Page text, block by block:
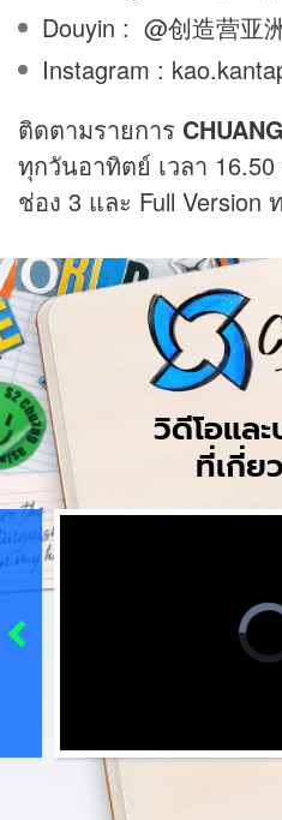
Douyin : @创造营亚
Instagram :
ติดตามรายการ
ทุกวันอาทิตย์ เวลา
ช่อง 3 และ Full Version
CHUANG
Asia
S2
วิดีโอแล
ที่เกี่ย
Video
Player
is
0%